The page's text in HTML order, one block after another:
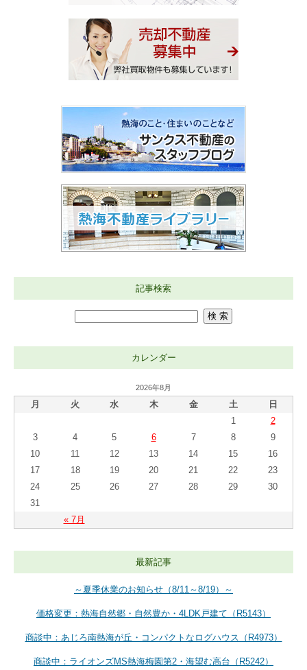
記事検索
カレンダー
2026年8月
月 火 水 木 金 土 日
« 7月
1
2
3
4 5 6 7 8
9
10
11 12 13 14 15
16
17
18 19 20 21 22
23
24
25 26 27 28 29
30
31
最新記事
～夏季休業のお知らせ（8/11～8/19）～
価格変更：熱海自然郷・自然豊か・4LDK戸建て（R5143）
商談中：あじろ南熱海が丘・コンパクトなログハウス（R4973）
商談中：ライオンズMS熱海梅園第2・海望む高台（R5242）